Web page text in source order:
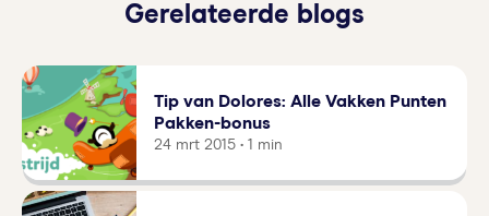
Gerelateerde blogs
Tip van Dolores: Alle Vakken Punten
Pakken-bonus
24 mrt 2015 • 1 min